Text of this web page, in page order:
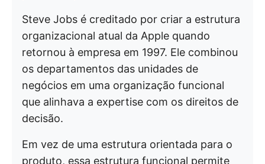
Steve Jobs é creditado por criar a estrutura
organizacional atual da Apple quando
retornou à empresa em 1997. Ele combinou
os departamentos das unidades de
negócios em uma organização funcional
que alinhava a expertise com os direitos de
decisão.
Em vez de uma estrutura orientada para o
produto, essa estrutura funcional permite